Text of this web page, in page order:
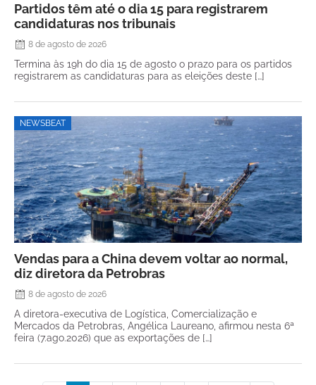
Partidos têm até o dia 15 para registrarem
candidaturas nos tribunais
8 de agosto de 2026
Termina às 19h do dia 15 de agosto o prazo para os partidos
registrarem as candidaturas para as eleições deste […]
NEWSBEAT
Vendas para a China devem voltar ao normal,
diz diretora da Petrobras
8 de agosto de 2026
A diretora-executiva de Logística, Comercialização e
Mercados da Petrobras, Angélica Laureano, afirmou nesta 6ª
feira (7.ago.2026) que as exportações de […]